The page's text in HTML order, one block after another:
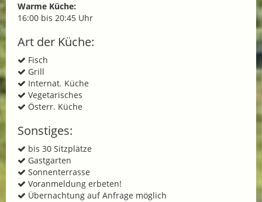
Warme Küche:
16:00 bis 20:45 Uhr
Art der Küche:
Fisch
Grill
Internat. Küche
Vegetarisches
Österr. Küche
Sonstiges:
bis 30 Sitzplätze
Gastgarten
Sonnenterrasse
Voranmeldung erbeten!
Übernachtung auf Anfrage möglich